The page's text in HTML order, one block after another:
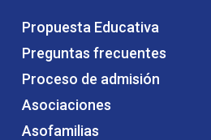
Propuesta Educativa
Preguntas frecuentes
Proceso de admisión
Asociaciones
Asofamilias